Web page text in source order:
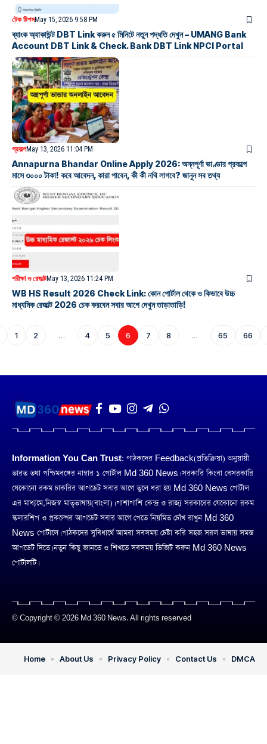
টেক টিপসMay 15, 2026 9:58 PM
ব্যাংক অ্যাকাউন্ট DBT Link করুন ৫ মিনিটে নতুন পদ্ধতি দেখুন – UMANG Bank
Account DBT Link & Check. Bank DBT Link NPCI Portal
প্রকল্পMay 13, 2026 11:04 PM
Annapurna Bhandar Online Apply 2026: অন্নপূর্ণা ভাণ্ডার প্রকল্পে
মাসে ৩০০০ টাকা! কবে আবেদন, কারা পাবেন, কী কী নথি লাগবে? জানুন সব তথ্য
পরীক্ষা ও রেজাল্টMay 13, 2026 11:24 PM
WB HS Result 2026 Check Link: কোন পোর্টাল থেকে ও কিভাবে উচ্চ
মাধ্যমিক রেজাল্ট 2026 চেক করবেন সবার আগে দেখুন তাড়াতাড়ি!
1 2 … 4 5 6 7 8 … 65 66
Information You Can Trust: পাঠকদের Feedback(প্রতিক্রিয়া) অনুয়ায়ী
ভারত তথা পশ্চিমবঙ্গের নাম্বার ১ পোর্টাল Md 360 News। সরকারি কিংবা বেসরকারি
যেকোনো রকম চাকরির আপডেট সবার আগে তুলে ধরা হয় Md 360 News পোর্টাল
এর মাধ্যমে,নিজস্ব মাতৃভাষায়(বাংলা)। পাশাপাশি কেন্দ্র ও রাজ্য সরকারের যেকোনো রকম
স্কলারশিপ ও প্রকল্পের আপডেট সবার আগে পেতে নিয়মিত চোঁখ রাখুন Md 360
News পোর্টালে। পাঠকদের সুবিধার্থে আমরা সবসময় চেষ্টা করি সহজ সরল ভাষায় সমস্ত
আপডেট দিতে। নতুন কিছু জানতে ও শিখতে সবসময় ভিজিট করুন Md 360 News
পোর্টালটি।
© Copyright © 2026 Md 360 News. All rights reserved
Home About Us Privacy Policy Contact Us DMCA